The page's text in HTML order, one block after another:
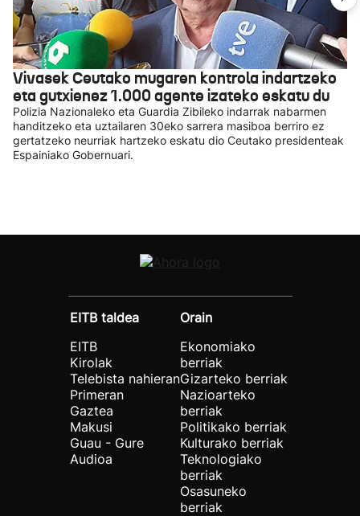
Vivasek Ceutako mugaren kontrola indartzeko
eta gutxienez 1.000 agente izateko eskatu du
Polizia Nazionaleko eta Guardia Zibileko indarrak nabarmen
handitzeko eta uztailaren 30eko sarrera masiboa berriro ez
gertatzeko neurriak hartzeko eskatu dio Ceutako presidenteak
Espainiako Gobernuari.
EITB taldea
EITB
Kirolak
Telebista nahieran
Primeran
Gaztea
Makusi
Guau - Gure
Audioa
Orain
Ekonomiako
berriak
Gizarteko berriak
Nazioarteko
berriak
Politikako berriak
Kulturako berriak
Teknologiako
berriak
Osasuneko
berriak